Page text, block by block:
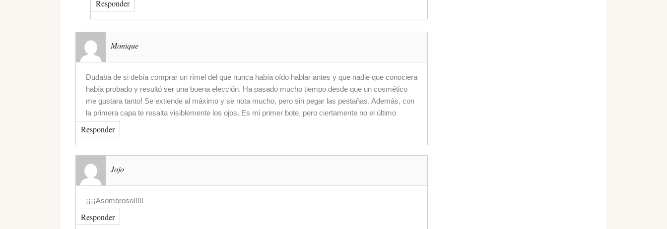
Responder
Monique
Dudaba de si debía comprar un rímel del que nunca había oído hablar antes y que nadie que conociera
había probado y resultó ser una buena elección. Ha pasado mucho tiempo desde que un cosmético
me gustara tanto! Se extiende al máximo y se nota mucho, pero sin pegar las pestañas. Además, con
la primera capa te resalta visiblemente los ojos. Es mi primer bote, pero ciertamente no el último
Responder
Jojo
¡¡¡¡Asombroso!!!!!
Responder